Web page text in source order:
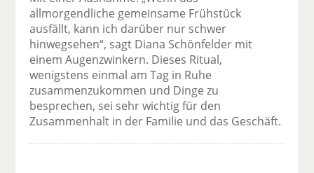
allmorgendliche gemeinsame Frühstück
ausfällt, kann ich darüber nur schwer
hinwegsehen“, sagt Diana Schönfelder mit
einem Augenzwinkern. Dieses Ritual,
wenigstens einmal am Tag in Ruhe
zusammenzukommen und Dinge zu
besprechen, sei sehr wichtig für den
Zusammenhalt in der Familie und das Geschäft.